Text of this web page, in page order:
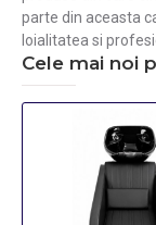
parte din aceasta
loialitatea si
Cele mai noi